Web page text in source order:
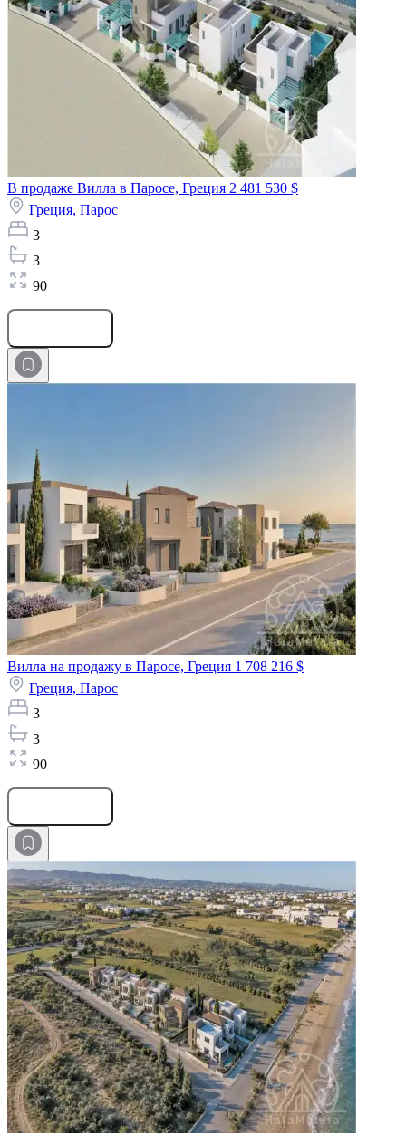
В продаже Вилла в Паросе, Греция 2 481 530 $
Греция, Парос
3
3
90
Вилла на продажу в Паросе, Греция 1 708 216 $
Греция, Парос
3
3
90